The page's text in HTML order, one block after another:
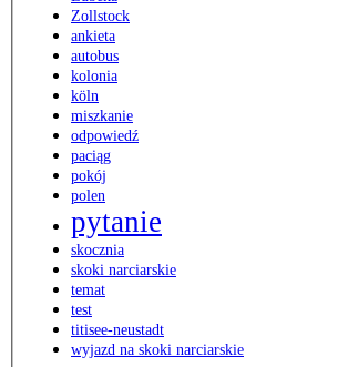
Zollstock
ankieta
autobus
kolonia
köln
miszkanie
odpowiedź
paciąg
pokój
polen
pytanie
skocznia
skoki narciarskie
temat
test
titisee-neustadt
wyjazd na skoki narciarskie